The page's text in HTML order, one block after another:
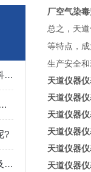
生物报警器一款守护生命安全的科技哨兵
口部丙种射线报警器人防工程的“核生化”哨兵
?
学校人防空气质量检测仪的优势及监测方案
厂空气染
总之，天
等特点，
生产安全
天道仪器
天道仪器
天道仪器
天道仪器
天道仪器
天道仪器